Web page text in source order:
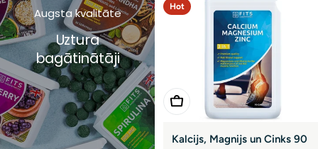
Augsta kvalitāte
Uztura
bagātinātāji
Hot
Pievienot Grozam
Kalcijs, Magnijs un Cinks 90